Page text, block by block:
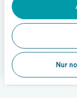
Nur
und
beheimatet
Foto:Vonovia/